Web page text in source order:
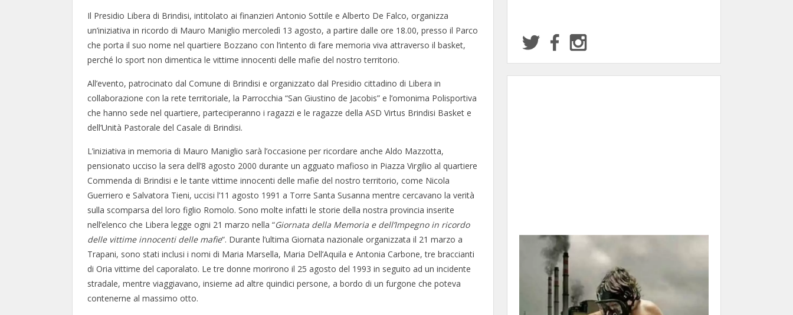
Il Presidio Libera di Brindisi, intitolato ai finanzieri Antonio Sottile e Alberto De Falco, organizza
un’iniziativa in ricordo di Mauro Maniglio mercoledì 13 agosto, a partire dalle ore 18.00, presso il Parco
che porta il suo nome nel quartiere Bozzano con l’intento di fare memoria viva attraverso il basket,
perché lo sport non dimentica le vittime innocenti delle mafie del nostro territorio.
All’evento, patrocinato dal Comune di Brindisi e organizzato dal Presidio cittadino di Libera in
collaborazione con la rete territoriale, la Parrocchia “San Giustino de Jacobis” e l’omonima Polisportiva
che hanno sede nel quartiere, parteciperanno i ragazzi e le ragazze della ASD Virtus Brindisi Basket e
dell’Unità Pastorale del Casale di Brindisi.
L’iniziativa in memoria di Mauro Maniglio sarà l’occasione per ricordare anche Aldo Mazzotta,
pensionato ucciso la sera dell’8 agosto 2000 durante un agguato mafioso in Piazza Virgilio al quartiere
Commenda di Brindisi e le tante vittime innocenti delle mafie del nostro territorio, come Nicola
Guerriero e Salvatora Tieni, uccisi l’11 agosto 1991 a Torre Santa Susanna mentre cercavano la verità
sulla scomparsa del loro figlio Romolo. Sono molte infatti le storie della nostra provincia inserite
nell’elenco che Libera legge ogni 21 marzo nella “Giornata della Memoria e dell’Impegno in ricordo
delle vittime innocenti delle mafie“. Durante l’ultima Giornata nazionale organizzata il 21 marzo a
Trapani, sono stati inclusi i nomi di Maria Marsella, Maria Dell’Aquila e Antonia Carbone, tre braccianti
di Oria vittime del caporalato. Le tre donne morirono il 25 agosto del 1993 in seguito ad un incidente
stradale, mentre viaggiavano, insieme ad altre quindici persone, a bordo di un furgone che poteva
contenerne al massimo otto.